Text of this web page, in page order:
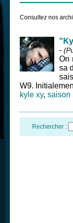
Consultez nos
-
On
sa
W9.
kyle xy, saison
Rechercher :